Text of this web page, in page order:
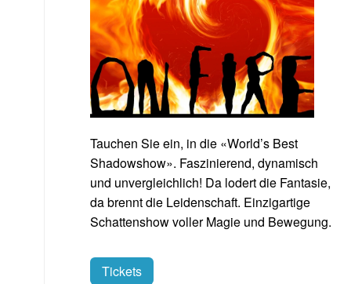
Tauchen Sie ein, in die «World’s Best
Shadowshow». Faszinierend, dynamisch
und unvergleichlich! Da lodert die Fantasie,
da brennt die Leidenschaft. Einzigartige
Schattenshow voller Magie und Bewegung.
Tickets